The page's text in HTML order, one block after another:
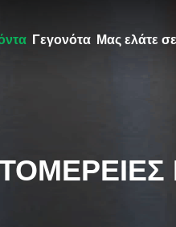
Γεγονότα Μας ελάτε